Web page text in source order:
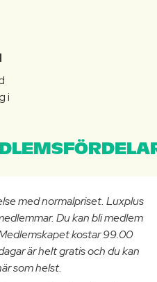
i
med normalpriset. Luxplus
Du kan bli medlem
kostar 99.00
är helt gratis och du kan
som helst.